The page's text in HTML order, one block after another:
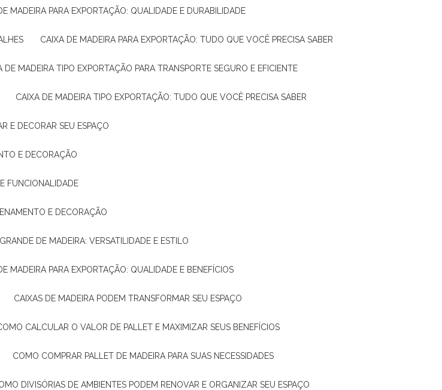
DE MADEIRA PARA EXPORTAÇÃO: QUALIDADE E DURABILIDADE
CAIXA DE MADEIRA PARA EXPORTAÇÃO: TUDO QUE VOCÊ PRECISA SABER
DE MADEIRA TIPO EXPORTAÇÃO PARA TRANSPORTE SEGURO E EFICIENTE
CAIXA DE MADEIRA TIPO EXPORTAÇÃO: TUDO QUE VOCÊ PRECISA SABER
E DECORAR SEU ESPAÇO
E DECORAÇÃO
FUNCIONALIDADE
E DECORAÇÃO
GRANDE DE MADEIRA: VERSATILIDADE E ESTILO
DE MADEIRA PARA EXPORTAÇÃO: QUALIDADE E BENEFÍCIOS
CAIXAS DE MADEIRA PODEM TRANSFORMAR SEU ESPAÇO
COMO CALCULAR O VALOR DE PALLET E MAXIMIZAR SEUS BENEFÍCIOS
COMO COMPRAR PALLET DE MADEIRA PARA SUAS NECESSIDADES
DIVISÓRIAS DE AMBIENTES PODEM RENOVAR E ORGANIZAR SEU ESPAÇO